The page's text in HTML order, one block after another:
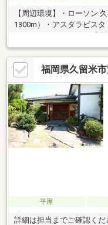
【周辺環境】・ローソン
1300m）・アスタラビス
行 広川支店まで車で10分
歩30分（約2200m）
福岡県久留米
平屋
詳細は担当までご確認く